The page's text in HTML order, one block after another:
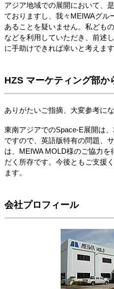
アジア地域での展開において、
ておりますし、我々MEIWAグル
あることを疑いません。私ども
などを利用していただき、前述
に手助けできれば幸いと考えます
HZS マーケティング部か
ありがたいご指摘、大変参考にな
東南アジアでのSpace-E展開は
ですので、英語版特有の問題、
は、MEIWA MOLD様のご協力
だく所存です。今後ともご支援
ます。
会社プロフィール